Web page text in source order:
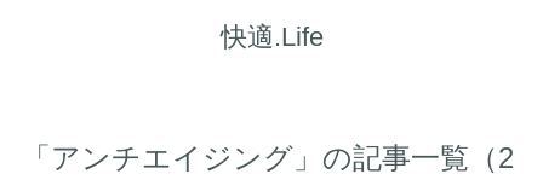
快適.Life
「アンチエイジング」の記事一覧（2